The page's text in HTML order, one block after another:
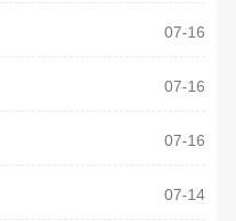
07-16
07-16
07-16
07-14